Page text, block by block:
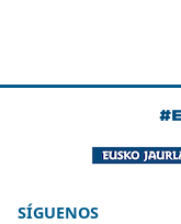
SÍGUENOS